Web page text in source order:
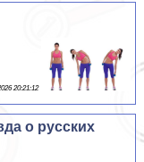
20:21:12
о русских